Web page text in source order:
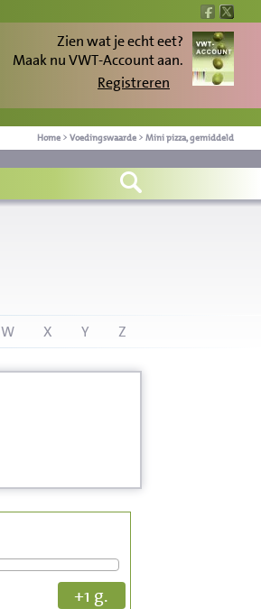
Zien wat je echt eet?
Maak nu VWT-Account aan.
Registreren
Home > Voedingswaarde > Mini pizza, gemiddeld
W X Y Z
+1 g.